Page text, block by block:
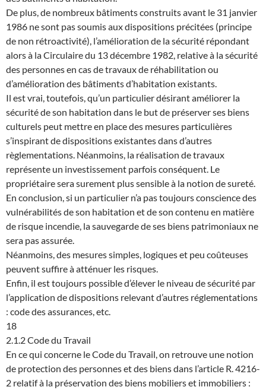
De plus, de nombreux bâtiments construits avant le 31 janvier
1986 ne sont pas soumis aux dispositions précitées (principe
de non rétroactivité), l’amélioration de la sécurité répondant
alors à la Circulaire du 13 décembre 1982, relative à la sécurité
des personnes en cas de travaux de réhabilitation ou
d’amélioration des bâtiments d’habitation existants.
Il est vrai, toutefois, qu’un particulier désirant améliorer la
sécurité de son habitation dans le but de préserver ses biens
culturels peut mettre en place des mesures particulières
s’inspirant de dispositions existantes dans d’autres
règlementations. Néanmoins, la réalisation de travaux
représente un investissement parfois conséquent. Le
propriétaire sera surement plus sensible à la notion de sureté.
En conclusion, si un particulier n’a pas toujours conscience des
vulnérabilités de son habitation et de son contenu en matière
de risque incendie, la sauvegarde de ses biens patrimoniaux ne
sera pas assurée.
Néanmoins, des mesures simples, logiques et peu coûteuses
peuvent suffire à atténuer les risques.
Enfin, il est toujours possible d’élever le niveau de sécurité par
l’application de dispositions relevant d’autres réglementations
: code des assurances, etc.
18
2.1.2 Code du Travail
En ce qui concerne le Code du Travail, on retrouve une notion
de protection des personnes et des biens dans l’article R. 4216-
2 relatif à la préservation des biens mobiliers et immobiliers :